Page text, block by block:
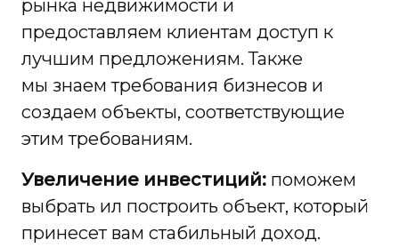
рынка недвижимости и
предоставляем клиентам доступ к
лучшим предложениям. Также
мы знаем требования бизнесов и
создаем объекты, соответствующие
этим требованиям.
Увеличение инвестиций: поможем
выбрать ил построить объект, который
принесет вам стабильный доход.